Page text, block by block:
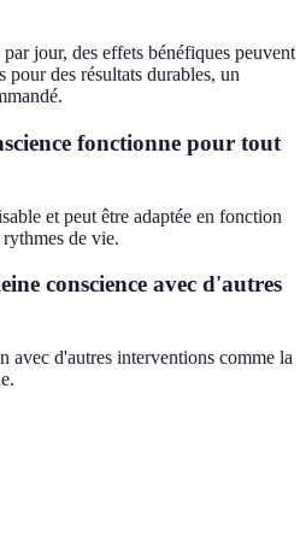
jour, des effets bénéfiques peuvent
pour des résultats durables, un
fonctionne pour tout
et peut être adaptée en fonction
de vie.
conscience avec d'autres
avec d'autres interventions comme la